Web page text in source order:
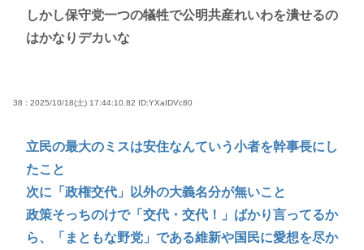
しかし保守党一つの犠牲で公明共産れいわを潰せるの
はかなりデカいな
38 : 2025/10/18(土) 17:44:10.82 ID:YXaIDVc80
立民の最大のミスは安住なんていう小者を幹事長にし
たこと
次に「政権交代」以外の大義名分が無いこと
政策そっちのけで「交代・交代！」ばかり言ってるか
ら、「まともな野党」である維新や国民に愛想を尽か